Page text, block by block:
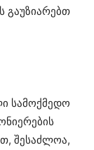
გაუზიარებთ
სამოქმედო
შესაძლოა,